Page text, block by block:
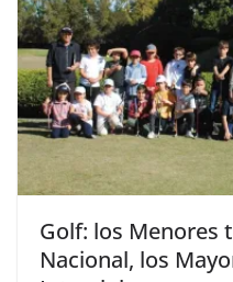
Golf: los Menores
Nacional, los